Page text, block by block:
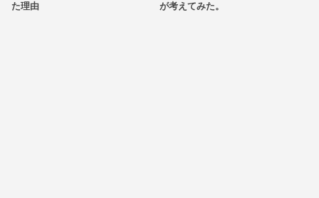
た理由
が考えてみた。